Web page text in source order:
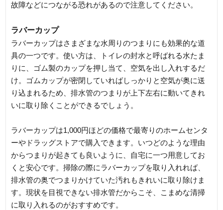
故障などにつながる恐れがあるので注意してください。
ラバーカップ
ラバーカップはさまざまな水周りのつまりにも効果的な道
具の一つです。使い方は、トイレの封水と呼ばれる水たま
りに、ゴム製のカップを押し当て、空気を出し入れするだ
け。ゴムカップが密閉していればしっかりと空気が奥に送
り込まれるため、排水管のつまりが上下左右に動いてきれ
いに取り除くことができるでしょう。
ラバーカップは1,000円ほどの価格で最寄りのホームセンタ
ーやドラッグストアで購入できます。いつどのような理由
からつまりが起きても良いように、自宅に一つ用意してお
くと安心です。掃除の際にラバーカップを取り入れれば、
排水管の奥でつまりかけていた汚れもきれいに取り除けま
す。現状を目視できない排水管だからこそ、こまめな清掃
に取り入れるのがおすすめです。